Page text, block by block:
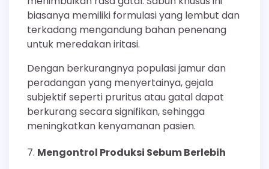
biasanya memiliki formulasi yang lembut dan
terkadang mengandung bahan penenang
untuk meredakan iritasi.
Dengan berkurangnya populasi jamur dan
peradangan yang menyertainya, gejala
subjektif seperti pruritus atau gatal dapat
berkurang secara signifikan, sehingga
meningkatkan kenyamanan pasien.
Mengontrol Produksi Sebum Berlebih